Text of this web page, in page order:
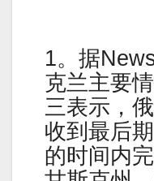
1。据
克兰主要
三表示，
收到最后
的时间内